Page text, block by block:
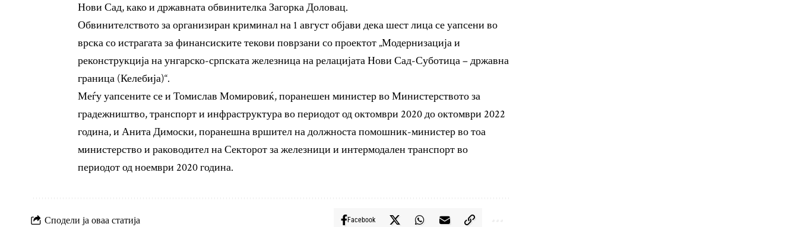
Нови Сад, како и државната обвинителка Загорка Доловац.
Обвинителството за организиран криминал на 1 август објави дека шест лица се уапсени во
врска со истрагата за финансиските текови поврзани со проектот „Модернизација и
реконструкција на унгарско-српската железница на релацијата Нови Сад-Суботица – државна
граница (Келебија)“.
Меѓу уапсените се и Томислав Момировиќ, поранешен министер во Министерството за
градежништво, транспорт и инфраструктура во периодот од октомври 2020 до октомври 2022
година, и Анита Димоски, поранешна вршител на должноста помошник-министер во тоа
министерство и раководител на Секторот за железници и интермодален транспорт во
периодот од ноември 2020 година.
Сподели ја оваа статија Facebook